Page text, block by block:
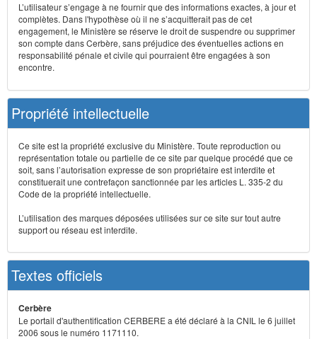
L’utilisateur s’engage à ne fournir que des informations exactes, à jour et
complètes. Dans l'hypothèse où il ne s’acquitterait pas de cet
engagement, le Ministère se réserve le droit de suspendre ou supprimer
son compte dans Cerbère, sans préjudice des éventuelles actions en
responsabilité pénale et civile qui pourraient être engagées à son
encontre.
Propriété intellectuelle
Ce site est la propriété exclusive du Ministère. Toute reproduction ou
représentation totale ou partielle de ce site par quelque procédé que ce
soit, sans l’autorisation expresse de son propriétaire est interdite et
constituerait une contrefaçon sanctionnée par les articles L. 335-2 du
Code de la propriété intellectuelle.
L’utilisation des marques déposées utilisées sur ce site sur tout autre
support ou réseau est interdite.
Textes officiels
Cerbère
Le portail d'authentification CERBERE a été déclaré à la CNIL le 6 juillet
2006 sous le numéro 1171110.